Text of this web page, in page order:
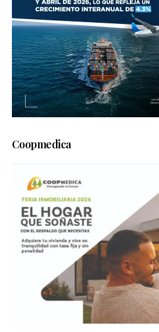
Coopmedica